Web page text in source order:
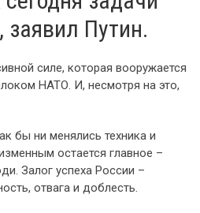
заявил Путин.
силе, которая вооружается
НАТО. И, несмотря на это,
бы ни менялись техника и
остается главное –
Залог успеха России –
отвага и доблесть.